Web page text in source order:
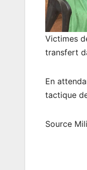
Victimes
transfert
En
tactique
Source